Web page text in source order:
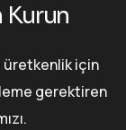
Kurun
üretkenlik için
gerektiren